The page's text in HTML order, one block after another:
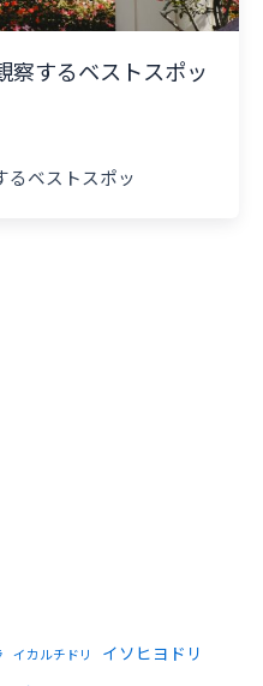
察するベストスポッ
るベストスポッ
イカルチドリ イソヒヨドリ